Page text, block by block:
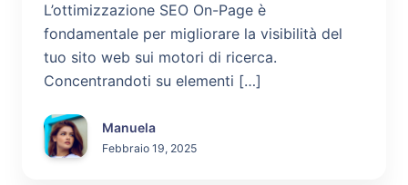
L’ottimizzazione SEO On-Page è
fondamentale per migliorare la visibilità del
tuo sito web sui motori di ricerca.
Concentrandoti su elementi […]
Manuela
Febbraio 19, 2025